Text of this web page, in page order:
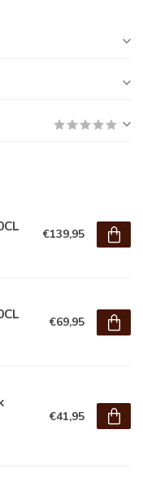
€139,95
€69,95
€41,95